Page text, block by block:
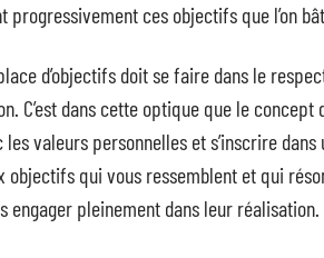
progressivement ces objectifs que l’on
d’objectifs doit se faire dans le
C’est dans cette optique que le concept
valeurs personnelles et s’inscrire
objectifs qui vous ressemblent et qui
engager pleinement dans leur réalisation.